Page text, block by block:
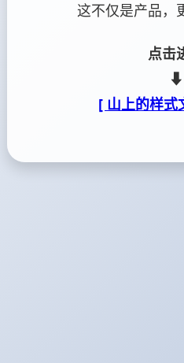
这不仅是产品，
点击
⬇
[ 山上的样式